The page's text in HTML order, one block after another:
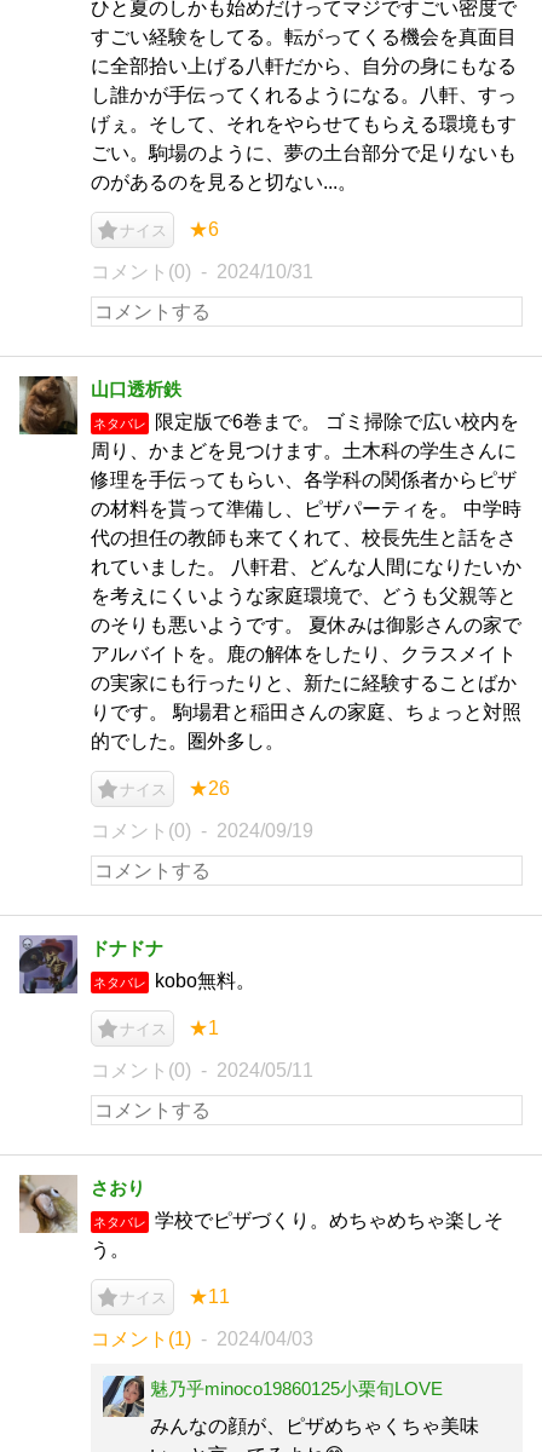
ひと夏のしかも始めだけってマジですごい密度で
すごい経験をしてる。転がってくる機会を真面目
に全部拾い上げる八軒だから、自分の身にもなる
し誰かが手伝ってくれるようになる。八軒、すっ
げぇ。そして、それをやらせてもらえる環境もす
ごい。駒場のように、夢の土台部分で足りないも
のがあるのを見ると切ない...。
ナイス ★6
コメント(0) 2024/10/31
山口透析鉄
ネタバレ
限定版で6巻まで。 ゴミ掃除で広い校内を
周り、かまどを見つけます。土木科の学生さんに
修理を手伝ってもらい、各学科の関係者からピザ
の材料を貰って準備し、ピザパーティを。 中学時
代の担任の教師も来てくれて、校長先生と話をさ
れていました。 八軒君、どんな人間になりたいか
を考えにくいような家庭環境で、どうも父親等と
のそりも悪いようです。 夏休みは御影さんの家で
アルバイトを。鹿の解体をしたり、クラスメイト
の実家にも行ったりと、新たに経験することばか
りです。 駒場君と稲田さんの家庭、ちょっと対照
的でした。圏外多し。
ナイス ★26
コメント(0) 2024/09/19
ドナドナ
ネタバレ kobo無料。
ナイス ★1
コメント(0) 2024/05/11
さおり
ネタバレ
学校でピザづくり。めちゃめちゃ楽しそ
う。
ナイス ★11
コメント(1) 2024/04/03
魅乃乎minoco19860125小栗旬LOVE
みんなの顔が、ピザめちゃくちゃ美味